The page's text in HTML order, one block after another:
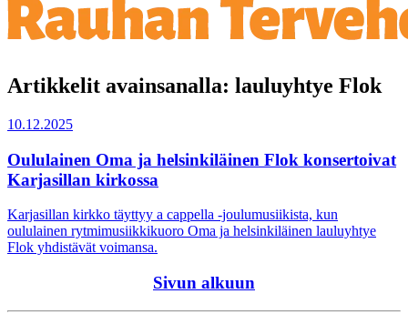
Artikkelit avainsanalla: lauluyhtye Flok
10.12.2025
Oululainen Oma ja helsinkiläinen Flok konsertoivat
Karjasillan kirkossa
Karjasillan kirkko täyttyy a cappella -joulumusiikista, kun
oululainen rytmimusiikkikuoro Oma ja helsinkiläinen lauluyhtye
Flok yhdistävät voimansa.
Sivun alkuun